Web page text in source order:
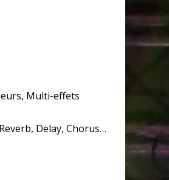
Multi-effets
Delay, Chorus…